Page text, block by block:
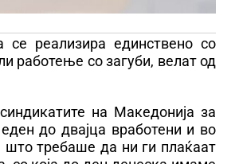
реализира единствено со
работење со загуби, велат од
на Македонија за
до двајца вработени и во
што требаше да ни ги плаќаат